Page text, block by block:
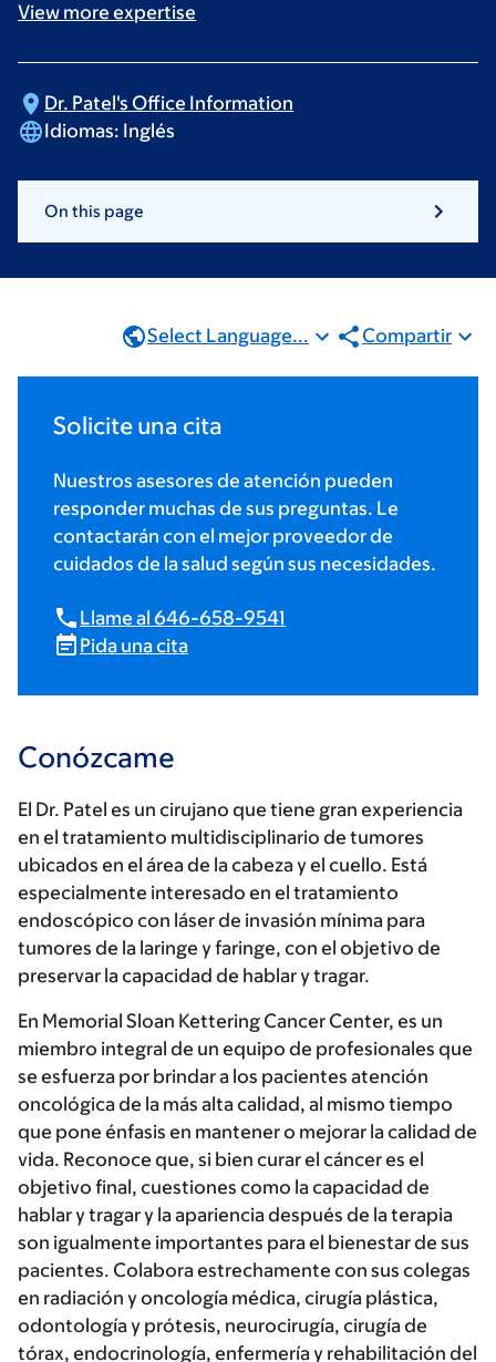
View more expertise
Dr. Patel's Office Information
Idiomas: Inglés
On this page
Select Language... Compartir
Solicite una cita
Nuestros asesores de atención pueden
responder muchas de sus preguntas. Le
contactarán con el mejor proveedor de
cuidados de la salud según sus necesidades.
Llame al 646-658-9541
Pida una cita
Conózcame
El Dr. Patel es un cirujano que tiene gran experiencia
en el tratamiento multidisciplinario de tumores
ubicados en el área de la cabeza y el cuello. Está
especialmente interesado en el tratamiento
endoscópico con láser de invasión mínima para
tumores de la laringe y faringe, con el objetivo de
preservar la capacidad de hablar y tragar.
En Memorial Sloan Kettering Cancer Center, es un
miembro integral de un equipo de profesionales que
se esfuerza por brindar a los pacientes atención
oncológica de la más alta calidad, al mismo tiempo
que pone énfasis en mantener o mejorar la calidad de
vida. Reconoce que, si bien curar el cáncer es el
objetivo final, cuestiones como la capacidad de
hablar y tragar y la apariencia después de la terapia
son igualmente importantes para el bienestar de sus
pacientes. Colabora estrechamente con sus colegas
en radiación y oncología médica, cirugía plástica,
odontología y prótesis, neurocirugía, cirugía de
tórax, endocrinología, enfermería y rehabilitación del